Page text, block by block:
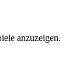
anzuzeigen.